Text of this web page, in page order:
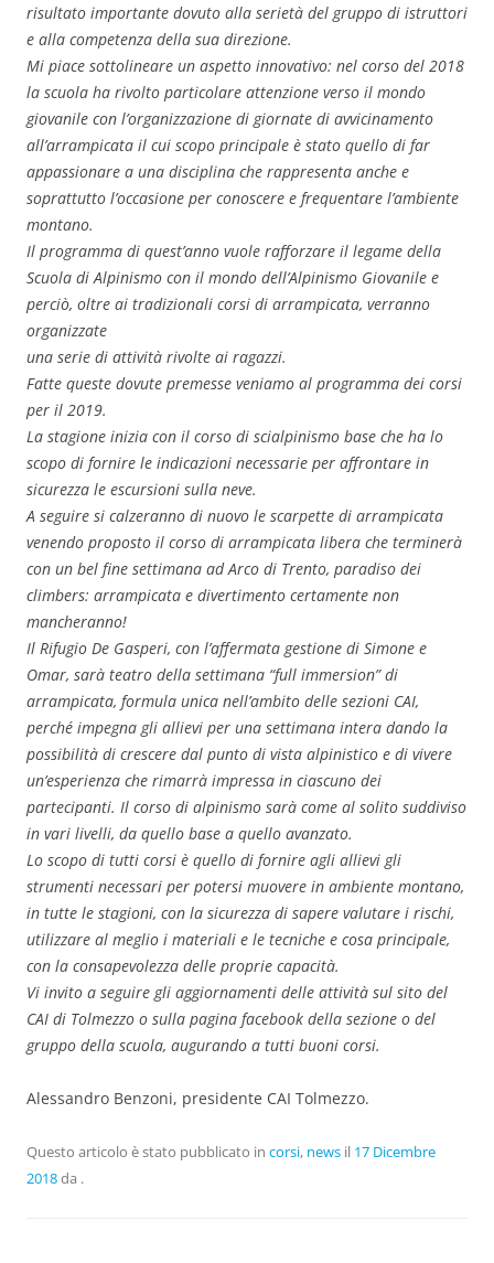
risultato importante dovuto alla serietà del gruppo di istruttori
e alla competenza della sua direzione.
Mi piace sottolineare un aspetto innovativo: nel corso del 2018
la scuola ha rivolto particolare attenzione verso il mondo
giovanile con l’organizzazione di giornate di avvicinamento
all’arrampicata il cui scopo principale è stato quello di far
appassionare a una disciplina che rappresenta anche e
soprattutto l’occasione per conoscere e frequentare l’ambiente
montano.
Il programma di quest’anno vuole rafforzare il legame della
Scuola di Alpinismo con il mondo dell’Alpinismo Giovanile e
perciò, oltre ai tradizionali corsi di arrampicata, verranno
organizzate
una serie di attività rivolte ai ragazzi.
Fatte queste dovute premesse veniamo al programma dei corsi
per il 2019.
La stagione inizia con il corso di scialpinismo base che ha lo
scopo di fornire le indicazioni necessarie per affrontare in
sicurezza le escursioni sulla neve.
A seguire si calzeranno di nuovo le scarpette di arrampicata
venendo proposto il corso di arrampicata libera che terminerà
con un bel fine settimana ad Arco di Trento, paradiso dei
climbers: arrampicata e divertimento certamente non
mancheranno!
Il Rifugio De Gasperi, con l’affermata gestione di Simone e
Omar, sarà teatro della settimana “full immersion” di
arrampicata, formula unica nell’ambito delle sezioni CAI,
perché impegna gli allievi per una settimana intera dando la
possibilità di crescere dal punto di vista alpinistico e di vivere
un’esperienza che rimarrà impressa in ciascuno dei
partecipanti. Il corso di alpinismo sarà come al solito suddiviso
in vari livelli, da quello base a quello avanzato.
Lo scopo di tutti corsi è quello di fornire agli allievi gli
strumenti necessari per potersi muovere in ambiente montano,
in tutte le stagioni, con la sicurezza di sapere valutare i rischi,
utilizzare al meglio i materiali e le tecniche e cosa principale,
con la consapevolezza delle proprie capacità.
Vi invito a seguire gli aggiornamenti delle attività sul sito del
CAI di Tolmezzo o sulla pagina facebook della sezione o del
gruppo della scuola, augurando a tutti buoni corsi.
Alessandro Benzoni, presidente CAI Tolmezzo.
Questo articolo è stato pubblicato in corsi, news il 17 Dicembre
2018da .